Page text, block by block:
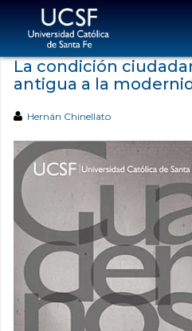
La condición
antigua a la
Hernán Chinellato